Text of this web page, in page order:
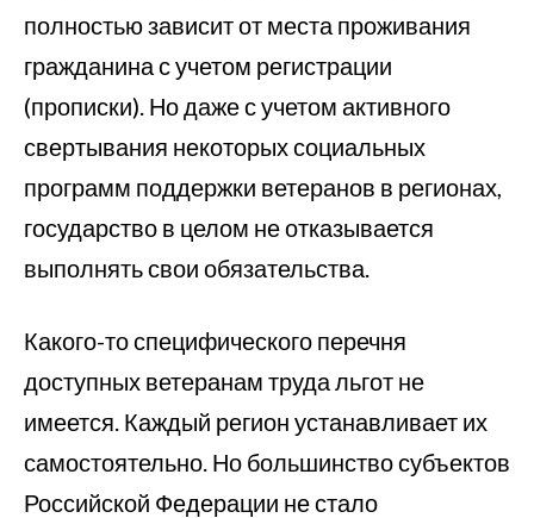
полностью зависит от места проживания
гражданина с учетом регистрации
(прописки). Но даже с учетом активного
свертывания некоторых социальных
программ поддержки ветеранов в регионах,
государство в целом не отказывается
выполнять свои обязательства.
Какого-то специфического перечня
доступных ветеранам труда льгот не
имеется. Каждый регион устанавливает их
самостоятельно. Но большинство субъектов
Российской Федерации не стало